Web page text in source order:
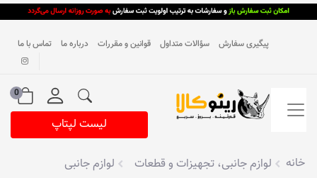
پیگیری سفارش سؤالات متداول قوانین و مقررات درباره ما تماس با ما
0
لیست لپتاپ
خانه لوازم جانبی، تجهیزات و قطعات
لوازم جانبی